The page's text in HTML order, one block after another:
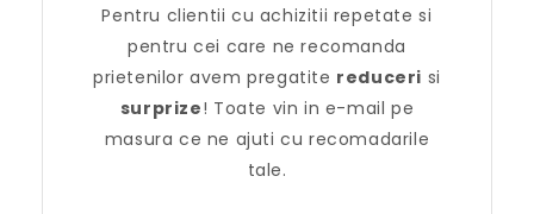
Pentru clientii cu achizitii repetate si
pentru cei care ne recomanda
prietenilor avem pregatite reduceri si
surprize! Toate vin in e-mail pe
masura ce ne ajuti cu recomadarile
tale.